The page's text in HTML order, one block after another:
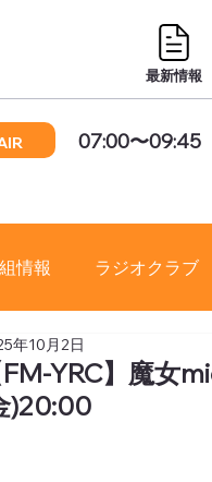
07:00〜09:45
最新情報
情報 ラジオクラブ
FM-YRC】魔女
)20:00
年10月2日